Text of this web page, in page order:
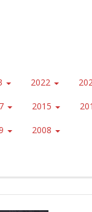
2022
2015
2008